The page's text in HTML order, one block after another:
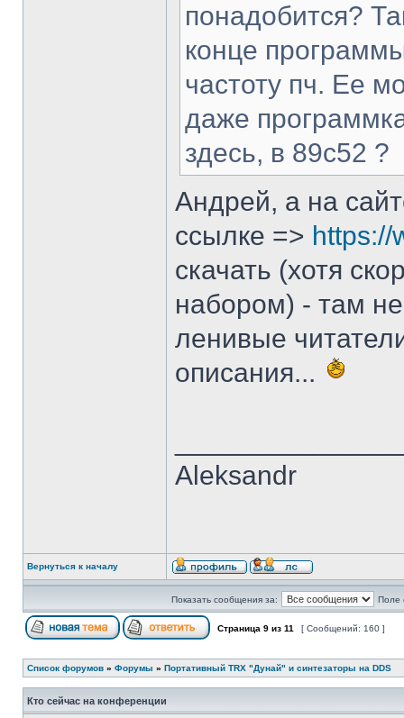
понадобится?
конце
частоту пч. Ее
даже
здесь, в 89с52 ?
Андрей, а на
ссылке => https://
скачать (хотя
набором) - там
ленивые
описания...
Aleksandr
Вернуться к началу
Показать сообщения за: Поле
Страница 9 из 11 [ Сообщений: 160 ]
Список форумов » Форумы » Портативный TRX "Дунай" и синтезаторы на DDS
Кто сейчас на конференции